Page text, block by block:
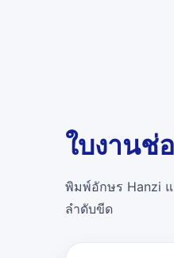
ใบงานช่
พิมพ์อักษร Hanzi แ
ลำดับขีด